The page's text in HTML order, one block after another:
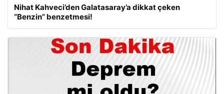
Nihat Kahveci’den Galatasaray’a dikkat çeken
“Benzin” benzetmesi!